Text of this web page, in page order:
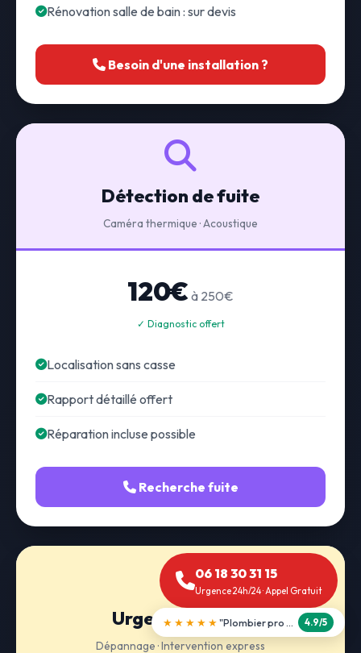
Rénovation salle de bain : sur devis
Besoin d'une installation ?
Détection de fuite
Caméra thermique · Acoustique
120€ à 250€
✓ Diagnostic offert
Localisation sans casse
Rapport détaillé offert
Réparation incluse possible
Recherche fuite
Urgence 24h/24
Dépannage · Intervention express
06 18 30 31 15
Urgence 24h/24 · Appel Gratuit
★★★★★ "Débouchage WC en 30 min" 5.0/5